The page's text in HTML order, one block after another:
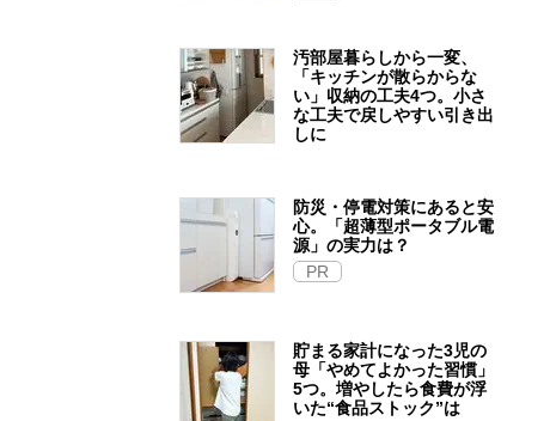
汚部屋暮らしから一変、
「キッチンが散らからな
い」収納の工夫4つ。小さ
な工夫で戻しやすい引き出
しに
防災・停電対策にあると安
心。「超薄型ポータブル電
源」の実力は？​
PR
貯まる家計になった3児の
母「やめてよかった習慣」
5つ。増やしたら食費が浮
いた“食品ストック”は